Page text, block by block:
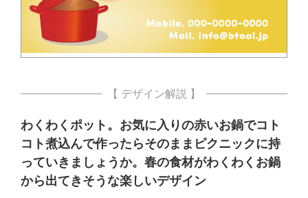
【 デザイン解説 】
わくわくポット。お気に入りの赤いお鍋でコト
コト煮込んで作ったらそのままピクニックに持
っていきましょうか。春の食材がわくわくお鍋
から出てきそうな楽しいデザイン